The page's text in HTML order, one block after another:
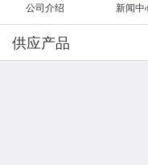
公司介绍 新闻中
供应产品